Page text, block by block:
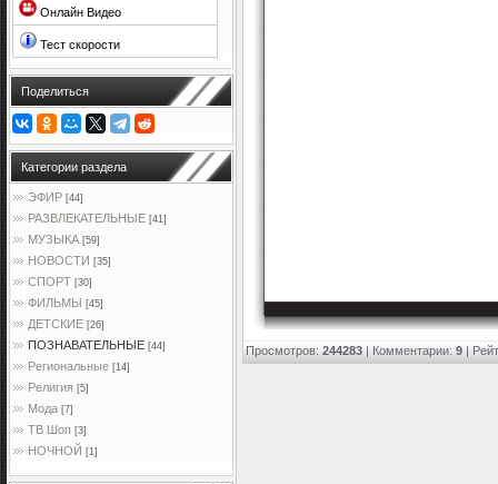
Онлайн Видео
Тест скорости
Поделиться
Категории раздела
ЭФИР [44]
РАЗВЛЕКАТЕЛЬНЫЕ [41]
МУЗЫКА [59]
НОВОСТИ [35]
СПОРТ [30]
ФИЛЬМЫ [45]
ДЕТСКИЕ [26]
ПОЗНАВАТЕЛЬНЫЕ [44]
Региональные [14]
Религия [5]
Мода [7]
ТВ Шоп [3]
НОЧНОЙ [1]
Просмотров: 244283 | Комментарии: 9 |